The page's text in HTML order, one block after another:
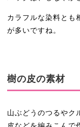
カラフルな染料とも
が多いですね。
樹の皮の素材
山ぶどうのつるやク